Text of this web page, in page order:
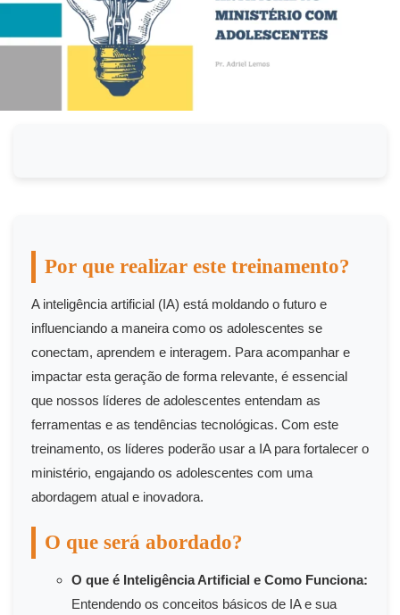
Por que realizar este treinamento?
A inteligência artificial (IA) está moldando o futuro e
influenciando a maneira como os adolescentes se
conectam, aprendem e interagem. Para acompanhar e
impactar esta geração de forma relevante, é essencial
que nossos líderes de adolescentes entendam as
ferramentas e as tendências tecnológicas. Com este
treinamento, os líderes poderão usar a IA para fortalecer o
ministério, engajando os adolescentes com uma
abordagem atual e inovadora.
O que será abordado?
O que é Inteligência Artificial e Como Funciona:
Entendendo os conceitos básicos de IA e sua